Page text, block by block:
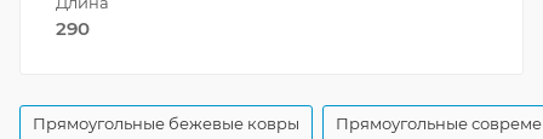
290
Прямоугольные бежевые ковры Прямоугольные